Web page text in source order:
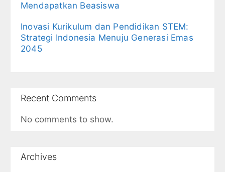
Mendapatkan Beasiswa
Inovasi Kurikulum dan Pendidikan STEM:
Strategi Indonesia Menuju Generasi Emas
2045
Recent Comments
No comments to show.
Archives